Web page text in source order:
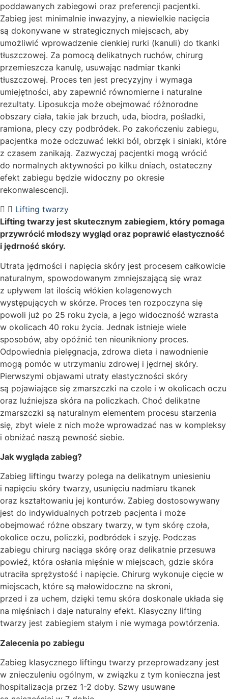
poddawanych zabiegowi oraz preferencji pacjentki.
Zabieg jest minimalnie inwazyjny, a niewielkie nacięcia
są dokonywane w strategicznych miejscach, aby
umożliwić wprowadzenie cienkiej rurki (kanuli) do tkanki
tłuszczowej. Za pomocą delikatnych ruchów, chirurg
przemieszcza kanulę, usuwając nadmiar tkanki
tłuszczowej. Proces ten jest precyzyjny i wymaga
umiejętności, aby zapewnić równomierne i naturalne
rezultaty. Liposukcja może obejmować różnorodne
obszary ciała, takie jak brzuch, uda, biodra, pośladki,
ramiona, plecy czy podbródek. Po zakończeniu zabiegu,
pacjentka może odczuwać lekki ból, obrzęk i siniaki, które
z czasem zanikają. Zazwyczaj pacjentki mogą wrócić
do normalnych aktywności po kilku dniach, ostateczny
efekt zabiegu będzie widoczny po okresie
rekonwalescencji.
Lifting twarzy
Lifting twarzy jest skutecznym zabiegiem, który pomaga
przywrócić młodszy wygląd oraz poprawić elastyczność
i jędrność skóry.
Utrata jędrności i napięcia skóry jest procesem całkowicie
naturalnym, spowodowanym zmniejszającą się wraz
z upływem lat ilością włókien kolagenowych
występujących w skórze. Proces ten rozpoczyna się
powoli już po 25 roku życia, a jego widoczność wzrasta
w okolicach 40 roku życia. Jednak istnieje wiele
sposobów, aby opóźnić ten nieunikniony proces.
Odpowiednia pielęgnacja, zdrowa dieta i nawodnienie
mogą pomóc w utrzymaniu zdrowej i jędrnej skóry.
Pierwszymi objawami utraty elastyczności skóry
są pojawiające się zmarszczki na czole i w okolicach oczu
oraz luźniejsza skóra na policzkach. Choć delikatne
zmarszczki są naturalnym elementem procesu starzenia
się, zbyt wiele z nich może wprowadzać nas w kompleksy
i obniżać naszą pewność siebie.
Jak wygląda zabieg?
Zabieg liftingu twarzy polega na delikatnym uniesieniu
i napięciu skóry twarzy, usunięciu nadmiaru tkanek
oraz kształtowaniu jej konturów. Zabieg dostosowywany
jest do indywidualnych potrzeb pacjenta i może
obejmować różne obszary twarzy, w tym skórę czoła,
okolice oczu, policzki, podbródek i szyję. Podczas
zabiegu chirurg naciąga skórę oraz delikatnie przesuwa
powieź, która osłania mięśnie w miejscach, gdzie skóra
utraciła sprężystość i napięcie. Chirurg wykonuje cięcie w
miejscach, które są małowidoczne na skroni,
przed i za uchem, dzięki temu skóra doskonale układa się
na mięśniach i daje naturalny efekt. Klasyczny lifting
twarzy jest zabiegiem stałym i nie wymaga powtórzenia.
Zalecenia po zabiegu
Zabieg klasycznego liftingu twarzy przeprowadzany jest
w znieczuleniu ogólnym, w związku z tym konieczna jest
hospitalizacja przez 1-2 doby. Szwy usuwane